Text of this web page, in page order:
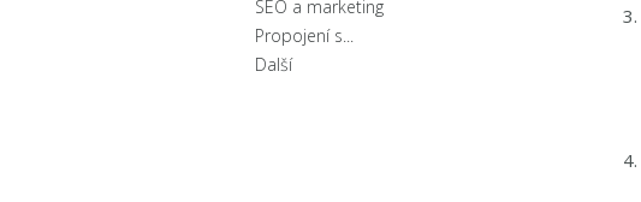
SEO a marketing
Propojení s...
Další